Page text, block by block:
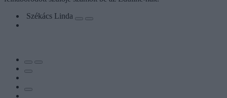
Székács Linda